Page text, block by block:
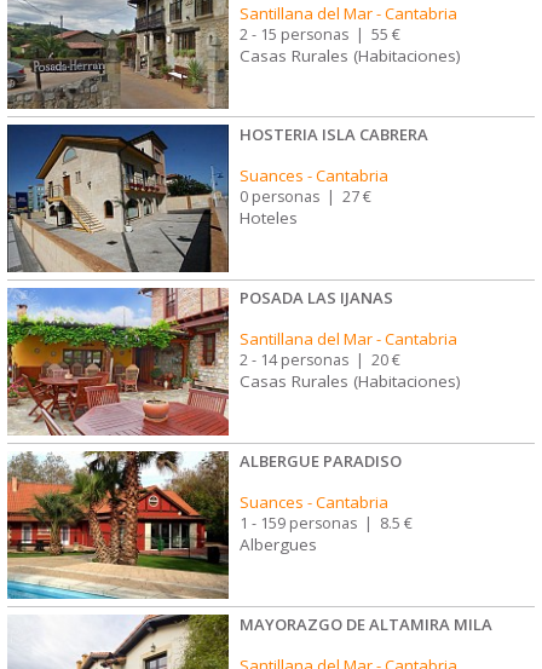
Santillana del Mar-Cantabria
2 - 15 personas | 55 €
Casas Rurales (Habitaciones)
HOSTERIA ISLA CABRERA
Suances -Cantabria
0 personas | 27 €
Hoteles
POSADA LAS IJANAS
Santillana del Mar-Cantabria
2 - 14 personas | 20 €
Casas Rurales (Habitaciones)
ALBERGUE PARADISO
Suances -Cantabria
1 - 159 personas | 8.5 €
Albergues
MAYORAZGO DE ALTAMIRA MILA